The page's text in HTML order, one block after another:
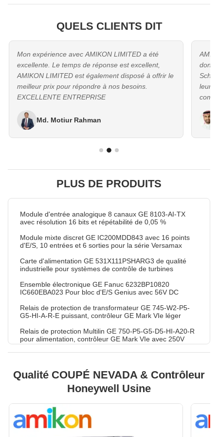
QUELS CLIENTS DIT
Mon expérience avec AMIKON LIMITED a été
excellente. Le temps de réponse est excellent,
AMIKON LIMITED est également disposé à offrir le
meilleur prix pour répondre à nos besoins.
EXCELLENTE ENTREPRISE
Md. Motiur Rahman
dont
leur
PLUS DE PRODUITS
Module d'entrée analogique 8 canaux GE 8103-AI-TX
avec résolution 16 bits et répétabilité de 0,05 %
Module mixte discret GE IC200MDD843 avec 16 points
d'E/S, 10 entrées et 6 sorties pour la série Versamax
Carte d'alimentation GE 531X111PSHARG3 de qualité
industrielle pour systèmes de contrôle de turbines
Ensemble électronique GE Fanuc 6232BP10820
IC660EBA023 Pour bloc d'E/S Genius avec 56V DC
Relais de protection de transformateur GE 745-W2-P5-
G5-HI-A-R-E puissant, contrôleur GE Mark VIe léger
Relais de protection Multilin GE 750-P5-G5-D5-HI-A20-R
pour alimentation, contrôleur GE Mark VIe avec 250V
AC/DC
précision avec résolution 16 bits pour automate GE
Fanuc série 90-30
Relais de gestion de moteur DNP3 GE 469-P5-HI-A1-E-H
Module d'entrée analogique SafetyNet GE 8810-HI-TX-01
avec résolution 16 bits et vitesse de 25 ms
Qualité COUPÉ NEVADA & Contrôleur
Honeywell Usine